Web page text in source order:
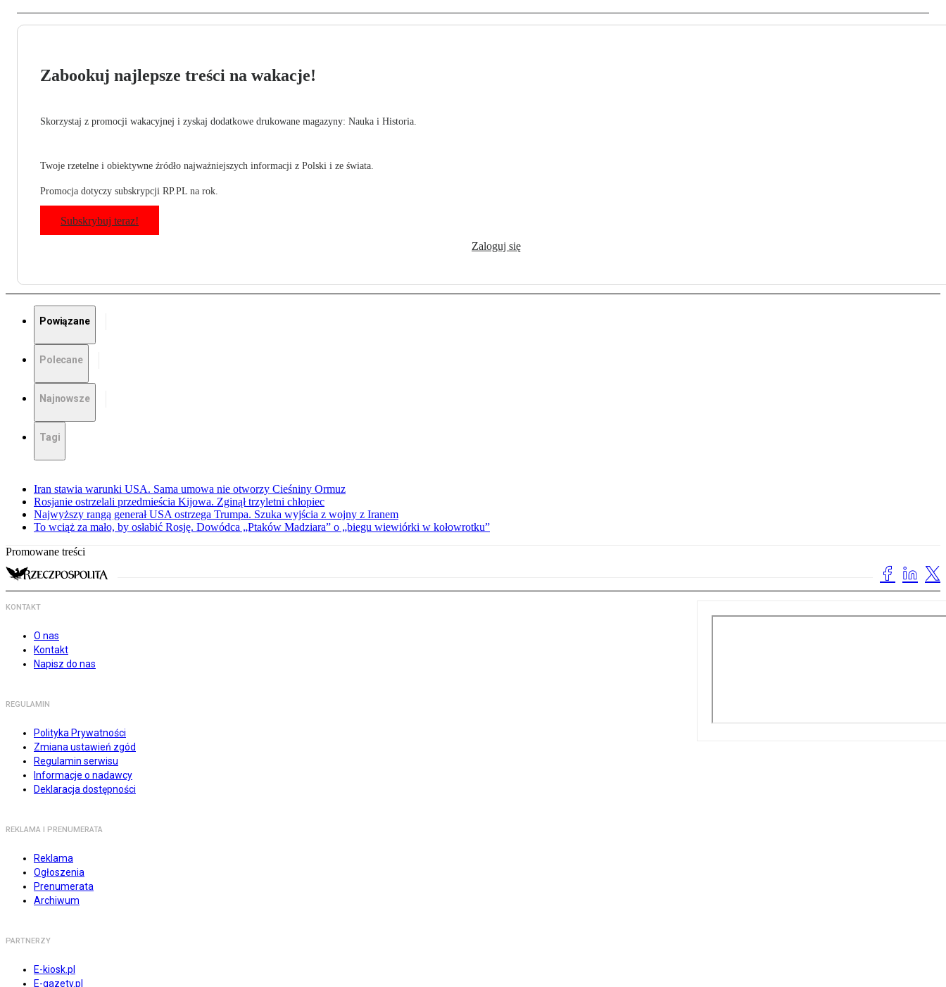
Zabookuj najlepsze treści na wakacje!
Skorzystaj z promocji wakacyjnej i zyskaj dodatkowe drukowane magazyny: Nauka i Historia.
Twoje rzetelne i obiektywne źródło najważniejszych informacji z Polski i ze świata.
Promocja dotyczy subskrypcji RP.PL na rok.
Subskrybuj teraz!
Zaloguj się
Powiązane
Polecane
Najnowsze
Tagi
Iran stawia warunki USA. Sama umowa nie otworzy Cieśniny Ormuz
Rosjanie ostrzelali przedmieścia Kijowa. Zginął trzyletni chłopiec
Najwyższy rangą generał USA ostrzega Trumpa. Szuka wyjścia z wojny z Iranem
To wciąż za mało, by osłabić Rosję. Dowódca „Ptaków Madziara” o „biegu wiewiórki w kołowrotku”
Promowane treści
KONTAKT
O nas
Kontakt
Napisz do nas
REGULAMIN
Polityka Prywatności
Zmiana ustawień zgód
Regulamin serwisu
Informacje o nadawcy
Deklaracja dostępności
REKLAMA I PRENUMERATA
Reklama
Ogłoszenia
Prenumerata
Archiwum
PARTNERZY
E-kiosk.pl
E-gazety.pl